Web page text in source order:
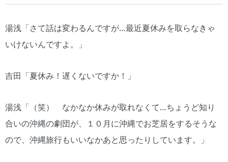
湯浅「さて話は変わるんですが…最近夏休みを取らなきゃ
いけないんですよ。」
吉田「夏休み！遅くないですか！」
湯浅「（笑） なかなか休みが取れなくて…ちょうど知り
合いの沖縄の劇団が、１０月に沖縄でお芝居をするそうな
ので、沖縄旅行もいいなかあと思ったりしています。」